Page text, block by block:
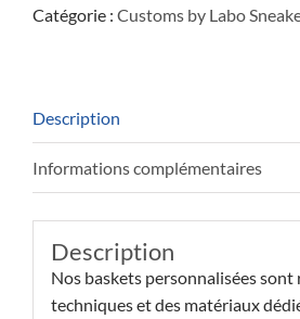
1
Catégorie : Customs by Labo
Description
Informations complémentaires
Description
Nos baskets personnalisées sont
techniques et des matériaux